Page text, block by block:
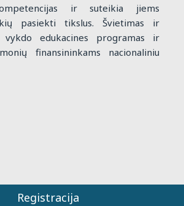
ir suteikia jiems
pasiekti tikslus. Švietimas ir
vykdo edukacines programas ir
finansininkams nacionaliniu
Registracija